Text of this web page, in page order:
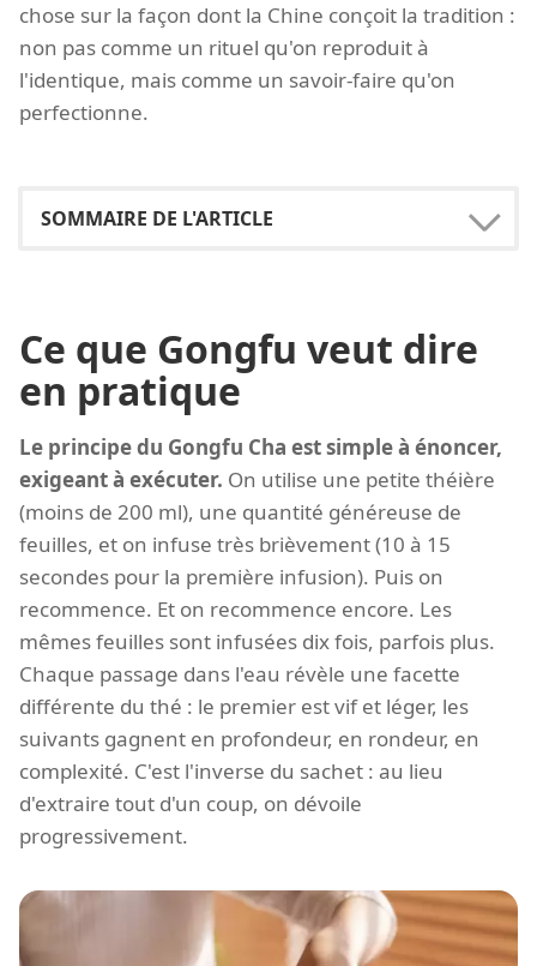
chose sur la façon dont la Chine conçoit la tradition :
non pas comme un rituel qu'on reproduit à
l'identique, mais comme un savoir-faire qu'on
perfectionne.
Ce que Gongfu veut dire
en pratique
Le principe du Gongfu Cha est simple à énoncer,
exigeant à exécuter. On utilise une petite théière
(moins de 200 ml), une quantité généreuse de
feuilles, et on infuse très brièvement (10 à 15
secondes pour la première infusion). Puis on
recommence. Et on recommence encore. Les
mêmes feuilles sont infusées dix fois, parfois plus.
Chaque passage dans l'eau révèle une facette
différente du thé : le premier est vif et léger, les
suivants gagnent en profondeur, en rondeur, en
complexité. C'est l'inverse du sachet : au lieu
d'extraire tout d'un coup, on dévoile
progressivement.